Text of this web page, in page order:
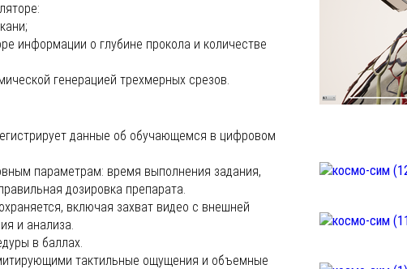
информации о глубине прокола и количестве
генерацией трехмерных срезов.
данные об обучающемся в цифровом
параметрам: время выполнения задания,
дозировка препарата.
включая захват видео с внешней
и анализа.
в баллах.
тактильные ощущения и объемные